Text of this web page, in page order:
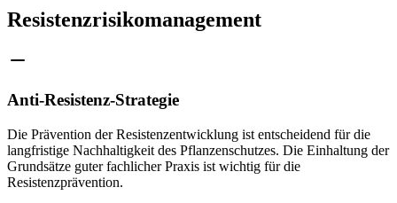
Resistenzrisikomanagement
Anti-Resistenz-Strategie
Die Prävention der Resistenzentwicklung ist entscheidend für die
langfristige Nachhaltigkeit des Pflanzenschutzes. Die Einhaltung der
Grundsätze guter fachlicher Praxis ist wichtig für die
Resistenzprävention.